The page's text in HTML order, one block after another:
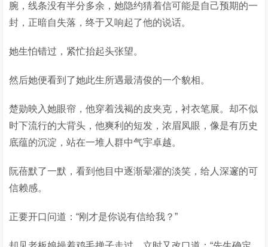
腕，线条没有半分多余，她隐约猜着信可能是自己预期的一
封，正暗自失落，终于又响起了他的说话。
她生怕错过，紧忙抬起头张望。
然后她便看到了她此生所遇最清俊的一个貌相。
楚勋映入她眼帘，他穿着浅褐的皮夹克，衬衣笔展。却不似
时下流行的大背头，他爽利的短发，浓眉凤眼，像是有历史
底蕴的沉淀，站在一堆人群中气宇卓越。
阮蓓默了一默，看到他目中逐渐晕濯的淡笑，给人深邃的可
信赖感。
正要开口问道：“刚才是你说有信给我？”